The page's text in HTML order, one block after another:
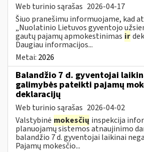
Web turinio sąrašas 2026-04-17
Šiuo pranešimu informuojame, kad
„Nuolatinio Lietuvos gyventojo
gautų pajamų apmokestinimas ir
Daugiau informacijos...
Metai: 2026
Balandžio 7 d. gyventojai
galimybės pateikti pajamų
deklaracijų
Web turinio sąrašas 2026-04-02
Valstybinė mokesčių inspekcija
planuojamų sistemos atnaujinimo
balandžio 7 d. gyventojai laikinai
Pajamų mokesčio...